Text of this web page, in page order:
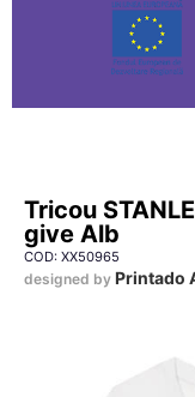
Tricou
give Alb
COD: XX50965
designed by Printado